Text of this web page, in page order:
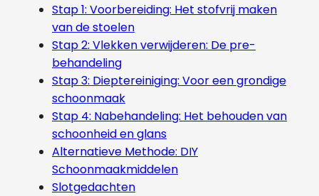
Stap 1: Voorbereiding: Het stofvrij maken
van de stoelen
Stap 2: Vlekken verwijderen: De pre-
behandeling
Stap 3: Dieptereiniging: Voor een grondige
schoonmaak
Stap 4: Nabehandeling: Het behouden van
schoonheid en glans
Alternatieve Methode: DIY
Schoonmaakmiddelen
Slotgedachten